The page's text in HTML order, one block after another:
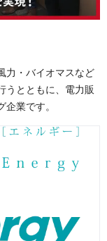
力・バイオマスなど
うとともに、電力販
業です。